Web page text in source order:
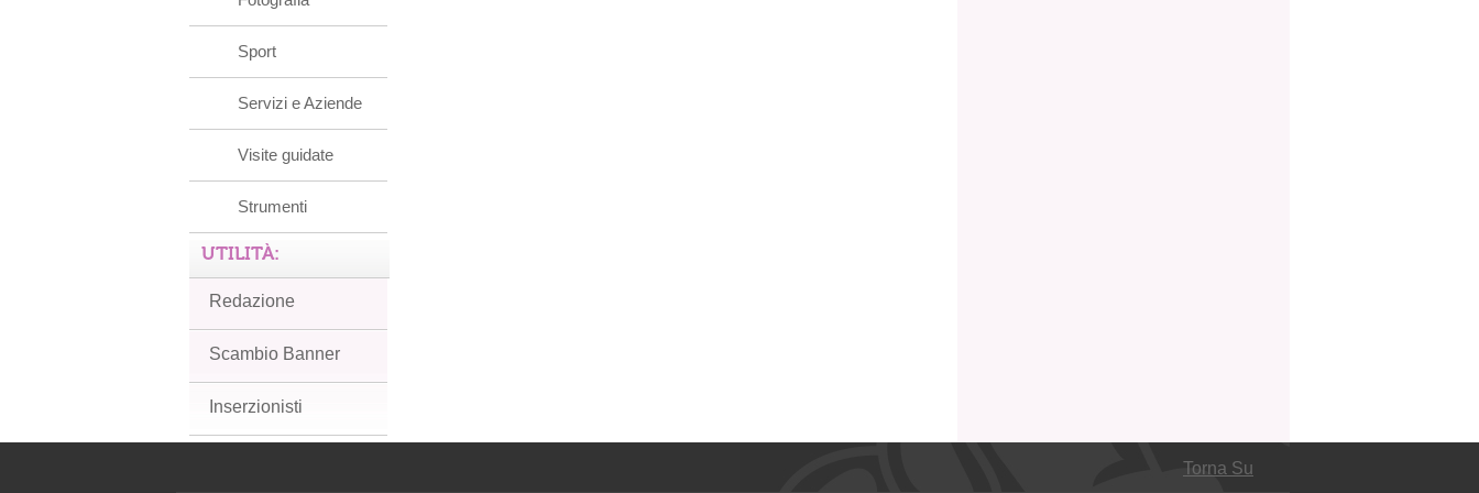
Sport
Servizi e Aziende
Visite guidate
Strumenti
UTILITÀ:
Redazione
Scambio Banner
Inserzionisti
Torna Su